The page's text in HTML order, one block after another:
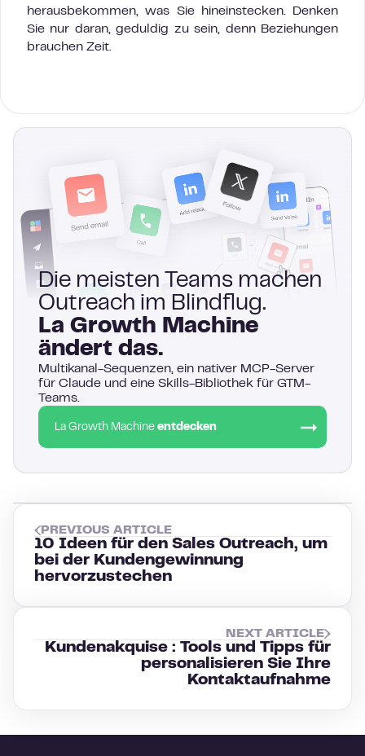
herausbekommen, was Sie hineinstecken. Denken
Sie nur daran, geduldig zu sein, denn Beziehungen
brauchen Zeit.
Die meisten Teams machen
Outreach im Blindflug.
La Growth Machine
ändert das.
Multikanal-Sequenzen, ein nativer MCP-Server
für Claude und eine Skills-Bibliothek für GTM-
Teams.
La Growth Machine entdecken
PREVIOUS ARTICLE
10 Ideen für den Sales Outreach, um
bei der Kundengewinnung
hervorzustechen
NEXT ARTICLE
Kundenakquise : Tools und Tipps für
personalisieren Sie Ihre
Kontaktaufnahme